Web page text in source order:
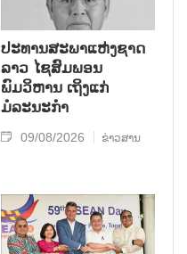
ປະທານສະພາແຫ່ງຊາດ
ລາວ ໄຊສົມພອນ
ພົມວິຫານ ເຖິງແກ່
ມໍລະນະກຳ
09/08/2026 ຂ່າວສານ